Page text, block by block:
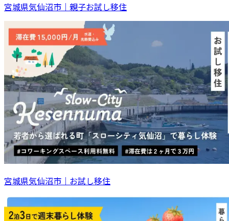
宮城県気仙沼市｜親子お試し移住
宮城県気仙沼市｜お試し移住